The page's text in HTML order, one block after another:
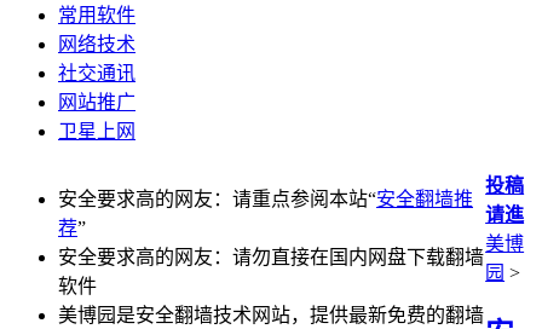
常用软件
网络技术
社交通讯
网站推广
卫星上网
安全要求高的网友：请重点参阅本站“安全翻墙推
荐”
安全要求高的网友：请勿直接在国内网盘下载翻墙
软件
美博园是安全翻墙技术网站，提供最新免费的翻墙
投稿
请進
美博
园 >